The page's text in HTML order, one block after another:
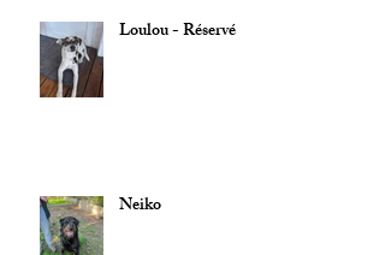
Loulou - Réservé
Neiko